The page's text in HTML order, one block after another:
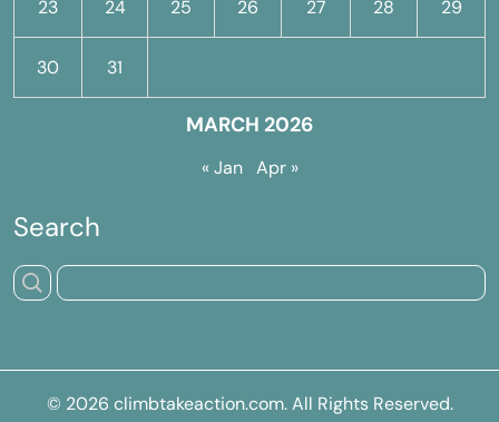
MARCH 2026
23 24 25 26 27 28 29
30 31
« Jan Apr »
Search
© 2026 climbtakeaction.com. All Rights Reserved.